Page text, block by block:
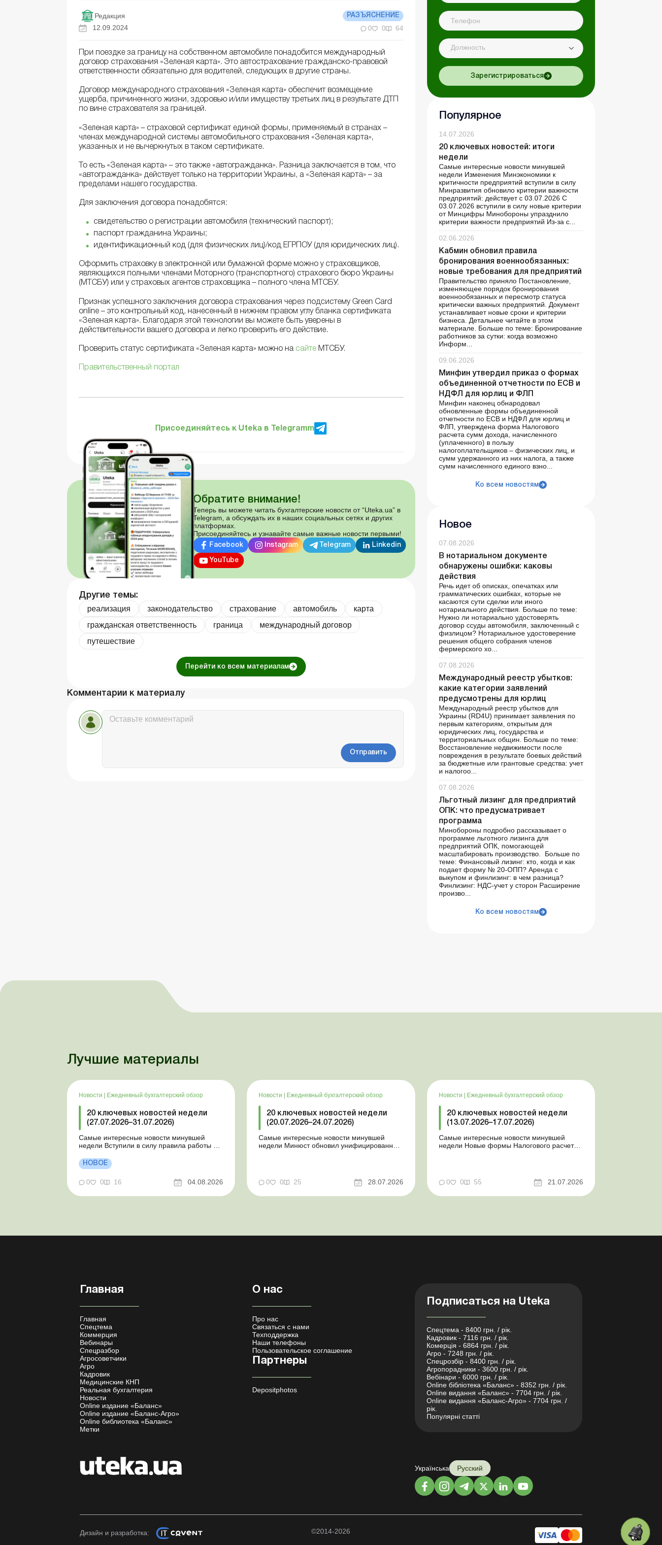
Редакция РАЗЪЯСНЕНИЕ
12.09.2024 0 0 64
При поездке за границу на собственном автомобиле понадобится международный
договор страхования «Зеленая карта». Это автострахование гражданско-правовой
ответственности обязательно для водителей, следующих в другие страны.
Договор международного страхования «Зеленая карта» обеспечит возмещение
ущерба, причиненного жизни, здоровью и/или имуществу третьих лиц в результате ДТП
по вине страхователя за границей.
«Зеленая карта» – страховой сертификат единой формы, применяемый в странах –
членах международной системы автомобильного страхования «Зеленая карта»,
указанных и не вычеркнутых в таком сертификате.
То есть «Зеленая карта» – это также «автогражданка». Разница заключается в том, что
«автогражданка» действует только на территории Украины, а «Зеленая карта» – за
пределами нашего государства.
Для заключения договора понадобятся:
свидетельство о регистрации автомобиля (технический паспорт);
паспорт гражданина Украины;
идентификационный код (для физических лиц)/код ЕГРПОУ (для юридических лиц).
Оформить страховку в электронной или бумажной форме можно у страховщиков,
являющихся полными членами Моторного (транспортного) страхового бюро Украины
(МТСБУ) или у страховых агентов страховщика – полного члена МТСБУ.
Признак успешного заключения договора страхования через подсистему Green Card
online – это контрольный код, нанесенный в нижнем правом углу бланка сертификата
«Зеленая карта». Благодаря этой технологии вы можете быть уверены в
действительности вашего договора и легко проверить его действие.
Проверить статус сертификата «Зеленая карта» можно на сайте МТСБУ.
Правительственный портал
Присоединяйтесь к Uteka в Telegramm
Обратите внимание!
Теперь вы можете читать бухгалтерские новости от “Uteka.ua” в
Telegram, а обсуждать их в наших социальных сетях и других
платформах.
Присоединяйтесь и узнавайте самые важные новости первыми!
Facebook Instagram Telegram Linkedin
YouTube
Другие темы:
реализация законодательство страхование автомобиль
карта
гражданская ответственность
граница
международный договор
путешествие
Перейти ко всем материалам
Комментарии к материалу
Отправить
Должность
Зарегистрироваться
Популярное
14.07.2026
20 ключевых новостей: итоги
недели
Самые интересные новости минувшей
недели Изменения Минэкономики к
критичности предприятий вступили в силу
Минразвития обновило критерии важности
предприятий: действует с 03.07.2026 С
03.07.2026 вступили в силу новые критерии
от Минцифры Минобороны упразднило
критерии важности предприятий Из-за с...
02.06.2026
Кабмин обновил правила
бронирования военнообязанных:
новые требования для предприятий
Правительство приняло Постановление,
изменяющее порядок бронирования
военнообязанных и пересмотр статуса
критически важных предприятий. Документ
устанавливает новые сроки и критерии
бизнеса. Детальнее читайте в этом
материале. Больше по теме: Бронирование
работников за сутки: когда возможно
Информ...
09.06.2026
Минфин утвердил приказ о формах
объединенной отчетности по ЕСВ и
НДФЛ для юрлиц и ФЛП
Минфин наконец обнародовал
обновленные формы объединенной
отчетности по ЕСВ и НДФЛ для юрлиц и
ФЛП, утверждена форма Налогового
расчета сумм дохода, начисленного
(уплаченного) в пользу
налогоплательщиков – физических лиц, и
сумм удержанного из них налога, а также
сумм начисленного единого взно...
Ко всем новостям
Новое
07.08.2026
В нотариальном документе
обнаружены ошибки: каковы
действия
Речь идет об описках, опечатках или
грамматических ошибках, которые не
касаются сути сделки или иного
нотариального действия. Больше по теме:
Нужно ли нотариально удостоверять
договор ссуды автомобиля, заключенный с
физлицом? Нотариальное удостоверение
решения общего собрания членов
фермерского хо...
07.08.2026
Международный реестр убытков:
какие категории заявлений
предусмотрены для юрлиц
Международный реестр убытков для
Украины (RD4U) принимает заявления по
первым категориям, открытым для
юридических лиц, государства и
территориальных общин. Больше по теме:
Восстановление недвижимости после
повреждения в результате боевых действий
за бюджетные или грантовые средства: учет
и налогоо...
07.08.2026
Льготный лизинг для предприятий
ОПК: что предусматривает
программа
Минобороны подробно рассказывает о
программе льготного лизинга для
предприятий ОПК, помогающей
масштабировать производство. Больше по
теме: Финансовый лизинг: кто, когда и как
подает форму № 20-ОПП? Аренда с
выкупом и финлизинг: в чем разница?
Финлизинг: НДС-учет у сторон Расширение
произво...
Ко всем новостям
Лучшие материалы
Новости Ежедневный бухгалтерский обзор
20 ключевых новостей недели
(27.07.2026–31.07.2026)
Самые интересные новости минувшей
недели Вступили в силу правила работы и
законы о мобилизации и военном
положении Для сельхозпредприятий и ФЛП
введены новые разовые статистические
формы Со 2 августа изменяется порядок
НОВОЕ
0 0 16 04.08.2026
Новости Ежедневный бухгалтерский обзор
20 ключевых новостей недели
(20.07.2026–24.07.2026)
Самые интересные новости минувшей
недели Минюст обновил унифицированные
«в розыске»: что нужно знать
0 0 25 28.07.2026
Новости Ежедневный бухгалтерский обзор
20 ключевых новостей недели
(13.07.2026–17.07.2026)
Самые интересные новости минувшей
недели Новые формы Налогового расчета:
Координационный центр по организации
0 0 55 21.07.2026
Главная
Главная
Спецтема
Коммерция
Вебинары
Спецразбор
Агросоветчики
Агро
Кадровик
Медицинские КНП
Реальная бухгалтерия
Новости
Online издание «Баланс»
Online издание «Баланс-Агро»
Online библиотека «Баланс»
Метки
О нас
Про нас
Связаться с нами
Техподдержка
Наши телефоны
Пользовательское соглашение
Партнеры
Depositphotos
Подписаться на Uteka
Спецтема - 8400 грн. / рік.
Кадровик - 7116 грн. / рік.
Комерція - 6864 грн. / рік.
Агро - 7248 грн. / рік.
Спецрозбір - 8400 грн. / рік.
Агропорадники - 3600 грн. / рік.
Вебінари - 6000 грн. / рік.
Online бібліотека «Баланс» - 8352 грн. / рік.
Online видання «Баланс» - 7704 грн. / рік.
Online видання «Баланс-Агро» - 7704 грн. /
рік.
Популярні статті
Українська Русский
Дизайн и разработка: ©2014-2026